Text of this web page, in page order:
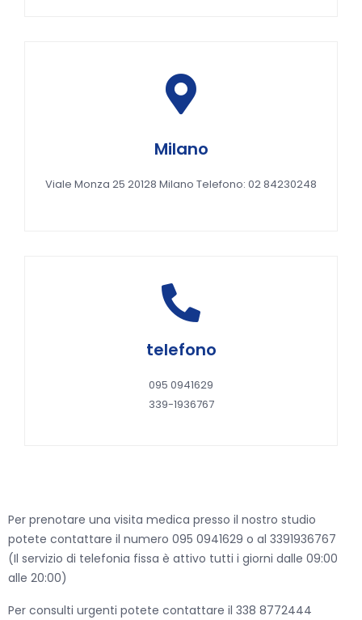
Milano
Viale Monza 25 20128 Milano Telefono: 02 84230248
Sede Catania
telefono
095 0941629
339-1936767
Telefono
095 0941629
339-1936767
Per prenotare una visita medica presso il nostro studio
potete contattare il numero 095 0941629 o al 3391936767
(Il servizio di telefonia fissa è attivo tutti i giorni dalle 09:00
alle 20:00)
Per consulti urgenti potete contattare il 338 8772444